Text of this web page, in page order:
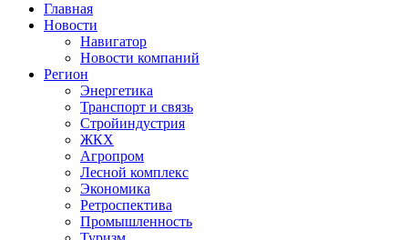
Главная
Новости
Навигатор
Новости компаний
Регион
Энергетика
Транспорт и связь
Стройиндустрия
ЖКХ
Агропром
Лесной комплекс
Экономика
Ретроспектива
Промышленность